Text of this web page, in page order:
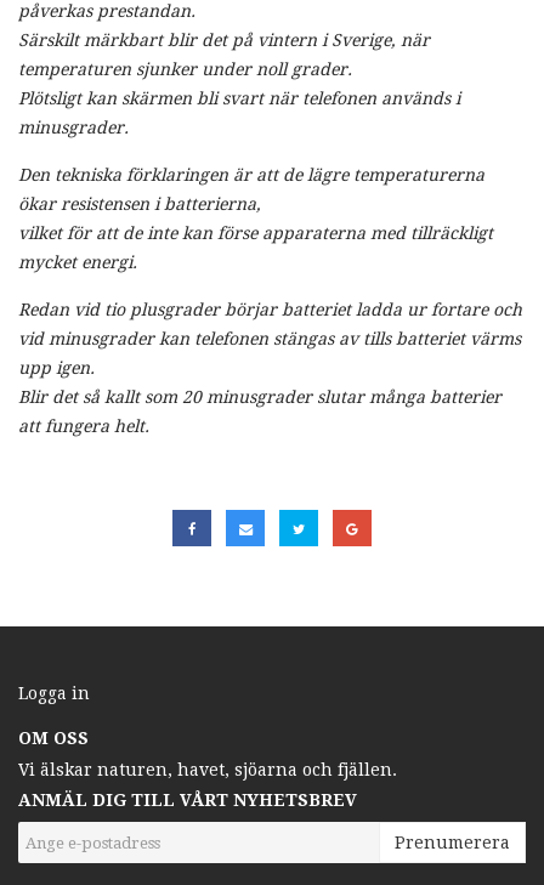
påverkas prestandan.
Särskilt märkbart blir det på vintern i Sverige, när
temperaturen sjunker under noll grader.
Plötsligt kan skärmen bli svart när telefonen används i
minusgrader.
Den tekniska förklaringen är att de lägre temperaturerna
ökar resistensen i batterierna,
vilket för att de inte kan förse apparaterna med tillräckligt
mycket energi.
Redan vid tio plusgrader börjar batteriet ladda ur fortare och
vid minusgrader kan telefonen stängas av tills batteriet värms
upp igen.
Blir det så kallt som 20 minusgrader slutar många batterier
att fungera helt.
Logga in
OM OSS
Vi älskar naturen, havet, sjöarna och fjällen.
ANMÄL DIG TILL VÅRT NYHETSBREV
Prenumerera